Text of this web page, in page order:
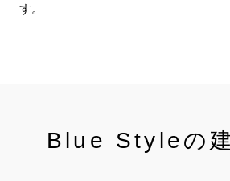
す。
Blue Styleの